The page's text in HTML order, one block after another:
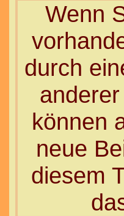
Wenn
durch
können
neue
diesem